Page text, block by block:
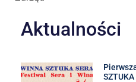
Aktualności